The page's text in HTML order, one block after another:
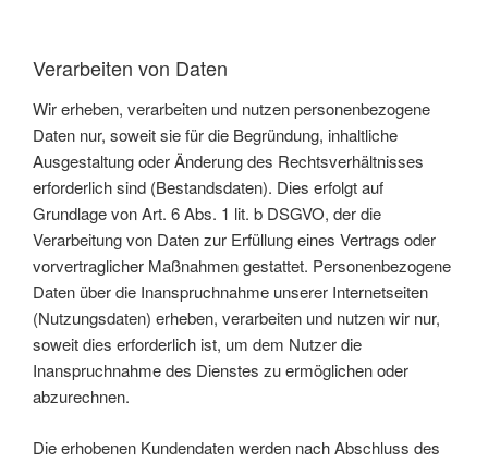
Verarbeiten von Daten
Wir erheben, verarbeiten und nutzen personenbezogene
Daten nur, soweit sie für die Begründung, inhaltliche
Ausgestaltung oder Änderung des Rechtsverhältnisses
erforderlich sind (Bestandsdaten). Dies erfolgt auf
Grundlage von Art. 6 Abs. 1 lit. b DSGVO, der die
Verarbeitung von Daten zur Erfüllung eines Vertrags oder
vorvertraglicher Maßnahmen gestattet. Personenbezogene
Daten über die Inanspruchnahme unserer Internetseiten
(Nutzungsdaten) erheben, verarbeiten und nutzen wir nur,
soweit dies erforderlich ist, um dem Nutzer die
Inanspruchnahme des Dienstes zu ermöglichen oder
abzurechnen.
Die erhobenen Kundendaten werden nach Abschluss des